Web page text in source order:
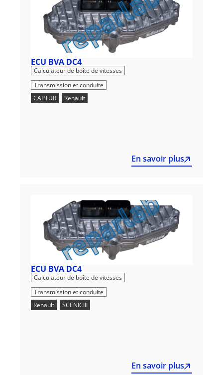
ECU BVA DC4
Calculateur de boîte de vitesses
Transmission et conduite
CAPTUR
Renault
En savoir plus
ECU BVA DC4
Calculateur de boîte de vitesses
Transmission et conduite
Renault
SCENICIII
En savoir plus